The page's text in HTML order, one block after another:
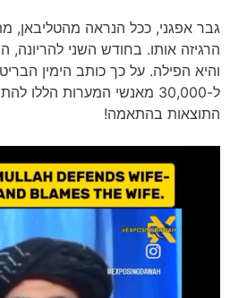
גבר אפגני, ככל הנראה מהטליבאן,
הרגיזה אותו. בחודש השני להריונה,
והיא הפילה. על כך כותב הימין
ל-30,000 מאנשי המערות הללו
התוצאות בהתאמה!